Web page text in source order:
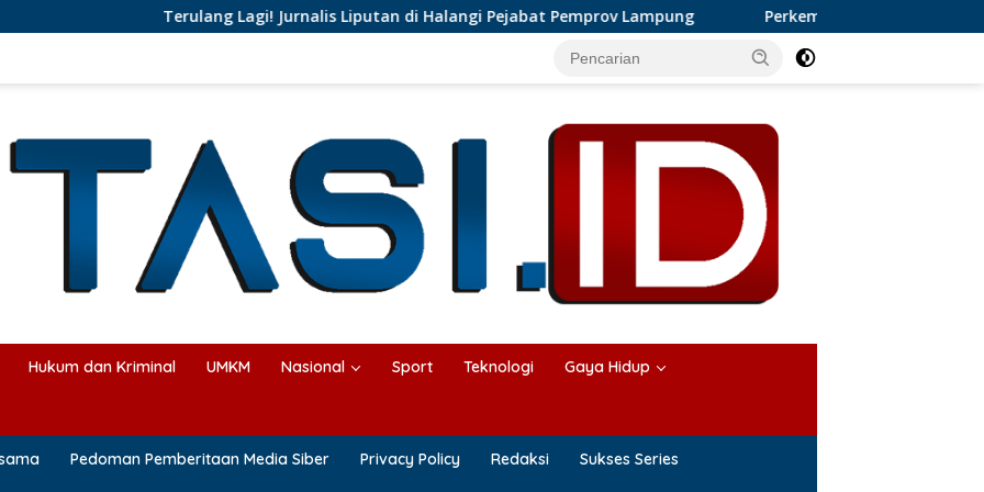
Terulang Lagi! Jurnalis Liputan di Halangi Pejabat Pemprov Lampung Perkembangan Bisnis Karangan
Hukum dan Kriminal UMKM Nasional Sport Teknologi Gaya Hidup
Pedoman Pemberitaan Media Siber Privacy Policy Redaksi Sukses Series